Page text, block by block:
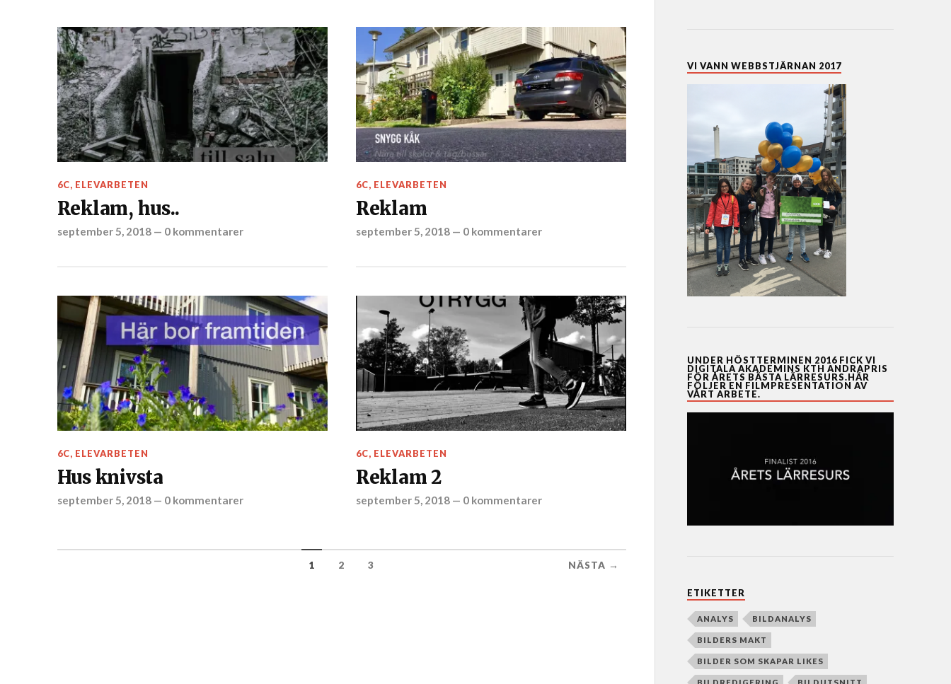
6C, ELEVARBETEN
Reklam, hus..
september 5, 2018— 0 kommentarer
6C, ELEVARBETEN
Reklam
september 5, 2018— 0 kommentarer
6C, ELEVARBETEN
Hus knivsta
september 5, 2018— 0 kommentarer
6C, ELEVARBETEN
Reklam 2
september 5, 2018— 0 kommentarer
1 2 3 NÄSTA →
VI VANN WEBBSTJÄRNAN 2017
UNDER HÖSTTERMINEN 2016 FICK VI
DIGITALA AKADEMINS KTH ANDRAPRIS
FÖR ÅRETS BÄSTA LÄRRESURS.HÄR
FÖLJER EN FILMPRESENTATION AV
VÅRT ARBETE.
ETIKETTER
ANALYS BILDANALYS
BILDERS MAKT
BILDER SOM SKAPAR LIKES